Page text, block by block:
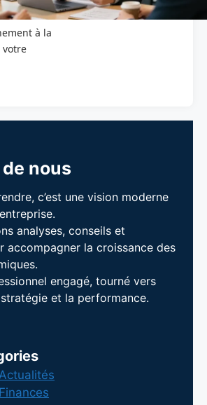
à la
votre
nous
c’est une vision moderne
analyses, conseils et
accompagner la croissance des
engagé, tourné vers
stratégie et la performance.
Actualités
Finances